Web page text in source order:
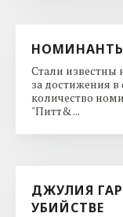
Стали
за достижения
количество
"Питт& ...
ДЖУЛИЯ
УБИЙСТВЕ